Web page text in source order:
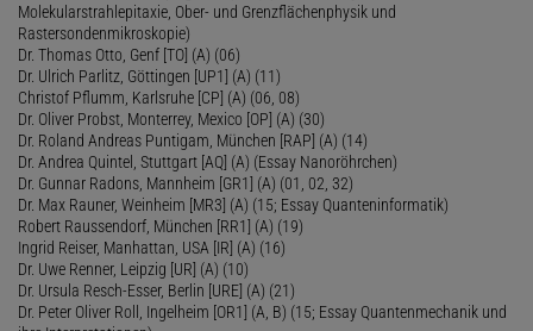
Molekularstrahlepitaxie, Ober- und Grenzflächenphysik und
Rastersondenmikroskopie)
Dr. Thomas Otto, Genf [TO] (A) (06)
Dr. Ulrich Parlitz, Göttingen [UP1] (A) (11)
Christof Pflumm, Karlsruhe [CP] (A) (06, 08)
Dr. Oliver Probst, Monterrey, Mexico [OP] (A) (30)
Dr. Roland Andreas Puntigam, München [RAP] (A) (14)
Dr. Andrea Quintel, Stuttgart [AQ] (A) (Essay Nanoröhrchen)
Dr. Gunnar Radons, Mannheim [GR1] (A) (01, 02, 32)
Dr. Max Rauner, Weinheim [MR3] (A) (15; Essay Quanteninformatik)
Robert Raussendorf, München [RR1] (A) (19)
Ingrid Reiser, Manhattan, USA [IR] (A) (16)
Dr. Uwe Renner, Leipzig [UR] (A) (10)
Dr. Ursula Resch-Esser, Berlin [URE] (A) (21)
Dr. Peter Oliver Roll, Ingelheim [OR1] (A, B) (15; Essay Quantenmechanik und